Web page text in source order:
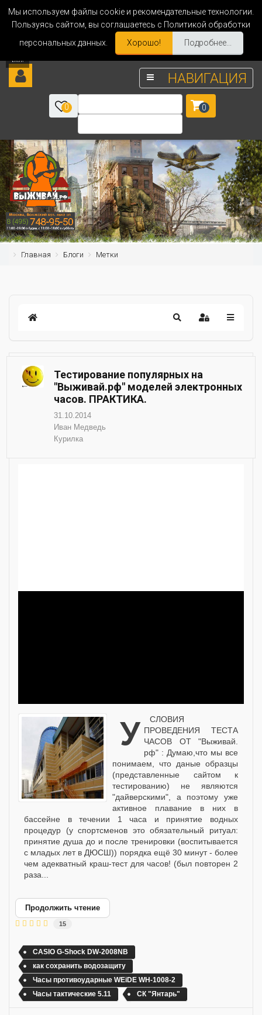
Мы используем файлы cookie и рекомендательные технологии.
Пользуясь сайтом, вы соглашаетесь с Политикой обработки
персональных данных.
Хорошо! Подробнее...
НАВИГАЦИЯ
0 0
Главная Блоги Метки
Тестирование популярных на
"Выживай.рф" моделей электронных
часов. ПРАКТИКА.
31.10.2014
Иван Медведь
Курилка
УСЛОВИЯ ПРОВЕДЕНИЯ ТЕСТА
ЧАСОВ ОТ "Выживай.
рф" : Думаю,что мы все
понимаем, что даные образцы
(представленные сайтом к
тестированию) не являются
"дайверскими", а поэтому уже
активное плавание в них в
бассейне в течении 1 часа и принятие водных
процедур (у спортсменов это обязательный ритуал:
принятие душа до и после тренировки (воспитывается
с младых лет в ДЮСШ)) порядка ещё 30 минут - более
чем адекватный краш-тест для часов! (был повторен 2
раза...
Продолжить чтение
15
CASIO G-Shock DW-2008NB
как сохранить водозащиту
Часы противоударные WEiDE WH-1008-2
Часы тактические 5.11
СК "Янтарь"